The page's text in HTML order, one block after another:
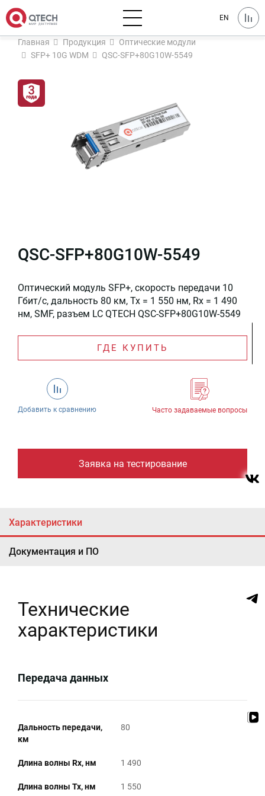
EN
Главная Продукция
Оптические модули
SFP+ 10G WDM
QSC-SFP+80G10W-5549
QSC-SFP+80G10W-5549
Оптический модуль SFP+, скорость передачи 10
Гбит/c, дальность 80 км, Tx = 1 550 нм, Rx = 1 490
нм, SMF, разъем LC QTECH QSC-SFP+80G10W-5549
ГДЕ КУПИТЬ
Добавить к сравнению Часто задаваемые вопросы
Заявка на тестирование
Характеристики
Документация и ПО
Технические
характеристики
Передача данных
Дальность передачи,
км
80
Длина волны Rx, нм 1 490
Длина волны Tx, нм 1 550